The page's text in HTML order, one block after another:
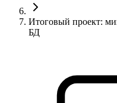
Итоговый проект:
БД